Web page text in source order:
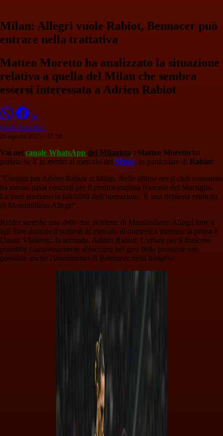
Milan: Allegri vuole Rabiot, Bennacer può
entrare nella trattativa
Matteo Moretto ha analizzato la situazione
relativa a quella del Milan che sembra
essersi interessata a Adrien Rabiot
Giulia Benedetti
26 agosto 2025 - 17:50
Vai nel canale WhatsApp del Milanista >Matteo Moretto ha
parlato su X in merito al mercato del Milan, in particolare di Rabiot:
"Contatti per Adrien Rabiot al Milan. Nelle ultime ore il club rossonero
ha mosso passi concreti per il centrocampista francese del Marsiglia.
Le parti studiano la fattibilità dell’operazione. È una richiesta esplicita
di Massimiliano Allegri".
Rabiot sarebbe una delle due richieste di Massimiliano Allegri fatte a
Igli Tare durante il summit di mercato di domenica mattina: la prima è
Dusan Vlahovic, la seconda, Adrien Rabiot. L'affare per il francese
potrebbe clamorosamente sbloccarsi nel giro delle prossime ore,
possibile anche l'inserimento di Bennacer nella trattativa.